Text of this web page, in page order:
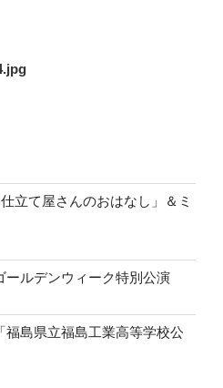
立て屋さんのおはなし」＆ミ
ルデンウィーク特別公演
島県立福島工業高等学校公